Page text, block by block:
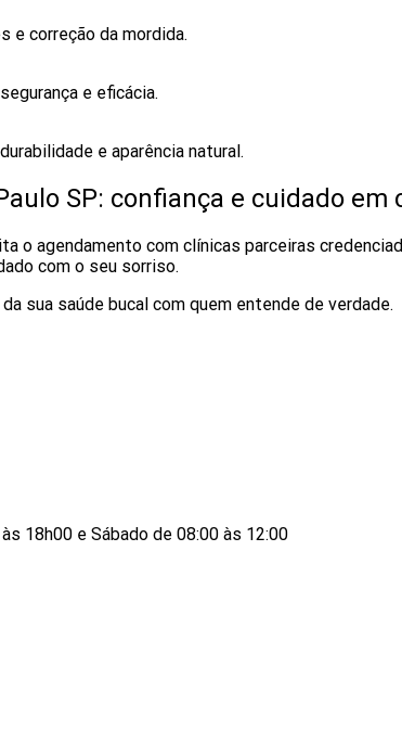
e correção da mordida.
e eficácia.
e aparência natural.
SP: confiança e cuidado
o agendamento com clínicas parceiras
com o seu sorriso.
sua saúde bucal com quem entende de verdade.
18h00 e Sábado de 08:00 às 12:00